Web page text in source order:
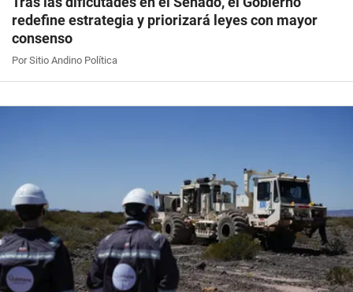
redefine estrategia y priorizará leyes con mayor
consenso
Por Sitio Andino Política